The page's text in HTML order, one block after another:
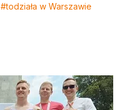
#todziała w Warszawie